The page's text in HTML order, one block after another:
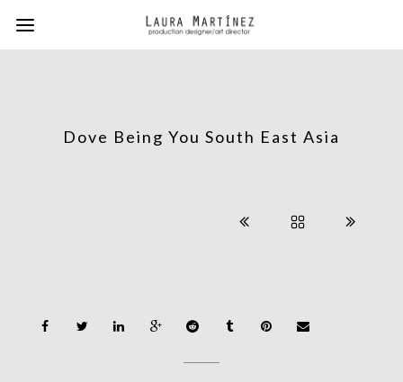
Dove Being You South East Asia